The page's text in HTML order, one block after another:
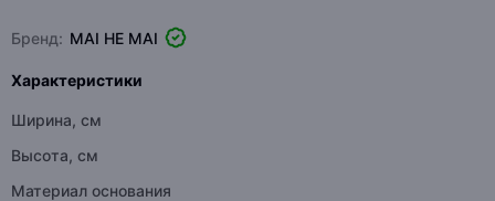
Бренд: MAI HE MAI
Характеристики
Ширина, см
Высота, см
Материал основания